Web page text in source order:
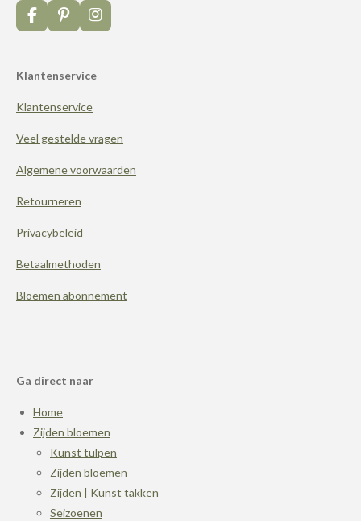
F
a
b
o
P
i
e
e
t
I
n
a
m
Klantenservice
Klantenservice
Veel gestelde vragen
Algemene voorwaarden
Retourneren
Privacybeleid
Betaalmethoden
Bloemen abonnement
Ga direct naar
Home
Zijden bloemen
Kunst tulpen
Zijden bloemen
Zijden | Kunst takken
Seizoenen